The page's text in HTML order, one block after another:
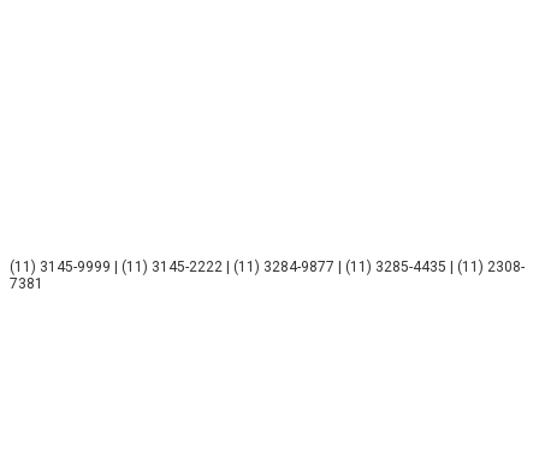
(11) 3145-9999 | (11) 3145-2222 | (11) 3284-9877 | (11) 3285-4435 | (11) 2308-
7381